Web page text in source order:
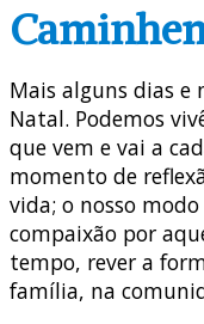
Mais alguns dias e
Natal. Podemos
que vem e vai a
momento de
vida; o nosso
compaixão por
tempo, rever a
família, na